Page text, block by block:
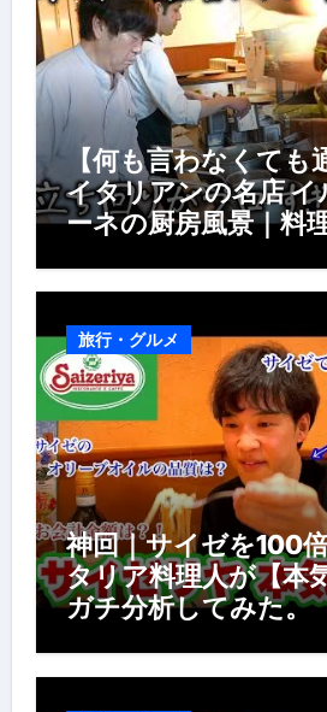
【何も言わなくても
イタリアンの名店
ーネの厨房風景｜料
風景】
旅行・グルメ
神回｜サイゼを100
タリア料理人が【本
ガチ分析してみた。